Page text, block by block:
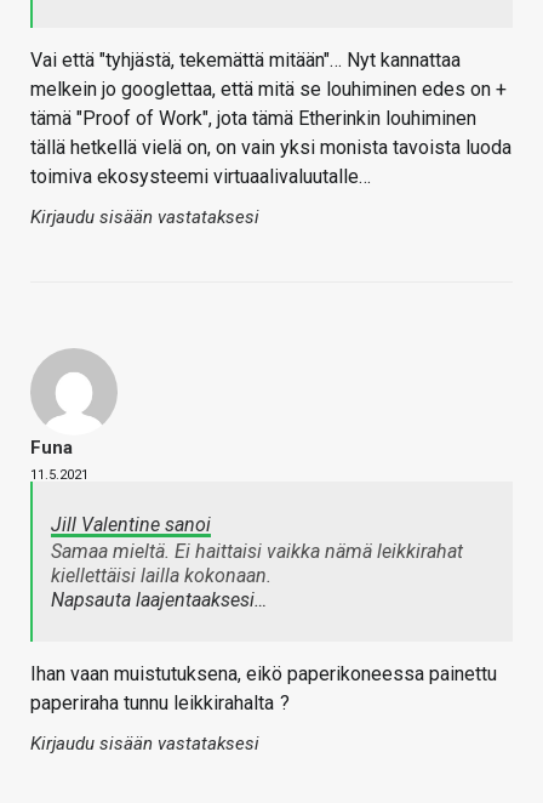
Vai että "tyhjästä, tekemättä mitään"… Nyt kannattaa
melkein jo googlettaa, että mitä se louhiminen edes on +
tämä "Proof of Work", jota tämä Etherinkin louhiminen
tällä hetkellä vielä on, on vain yksi monista tavoista luoda
toimiva ekosysteemi virtuaalivaluutalle…
Kirjaudu sisään vastataksesi
Funa
11.5.2021
Jill Valentine sanoi
Samaa mieltä. Ei haittaisi vaikka nämä leikkirahat
kiellettäisi lailla kokonaan.
Napsauta laajentaaksesi…
Ihan vaan muistutuksena, eikö paperikoneessa painettu
paperiraha tunnu leikkirahalta ?
Kirjaudu sisään vastataksesi